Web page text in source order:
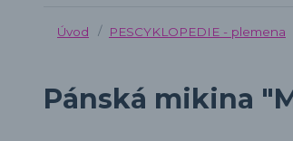
Úvod PESCYKLOPEDIE - plemena
Pánská mikina